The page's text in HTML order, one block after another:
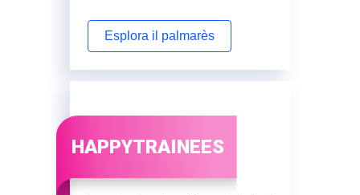
Esplora il palmarès
HAPPYTRAINEES